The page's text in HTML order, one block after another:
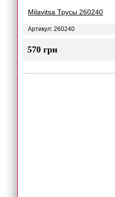
Milavitsa Трусы 260240
Артикул: 260240
570 грн